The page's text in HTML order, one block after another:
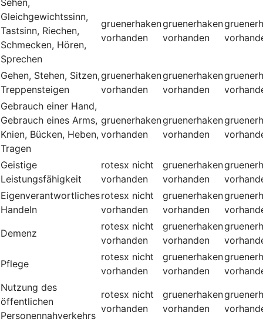
Gleichgewichtssinn,
Tastsinn, Riechen,
Schmecken, Hören,
Sprechen
gruenerhaken
vorhanden
gruenerhaken
vorhanden
Gehen, Stehen, Sitzen,
Treppensteigen
gruenerhaken
vorhanden
gruenerhaken
vorhanden
Gebrauch einer Hand,
Gebrauch eines Arms,
Knien, Bücken, Heben,
Tragen
gruenerhaken
vorhanden
gruenerhaken
vorhanden
Geistige
Leistungsfähigkeit
rotesx nicht
vorhanden
gruenerhaken
vorhanden
Eigenverantwortliches
Handeln
rotesx nicht
vorhanden
gruenerhaken
vorhanden
Demenz
rotesx nicht
vorhanden
gruenerhaken
vorhanden
Pflege
rotesx nicht
vorhanden
gruenerhaken
vorhanden
Nutzung des
öffentlichen
Personennahverkehrs
rotesx nicht
vorhanden
gruenerhaken
vorhanden